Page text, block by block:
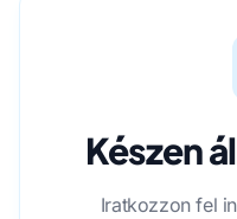
Készen
Iratkozzon fel